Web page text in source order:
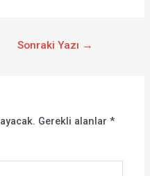
Sonraki Yazı →
Gerekli alanlar*